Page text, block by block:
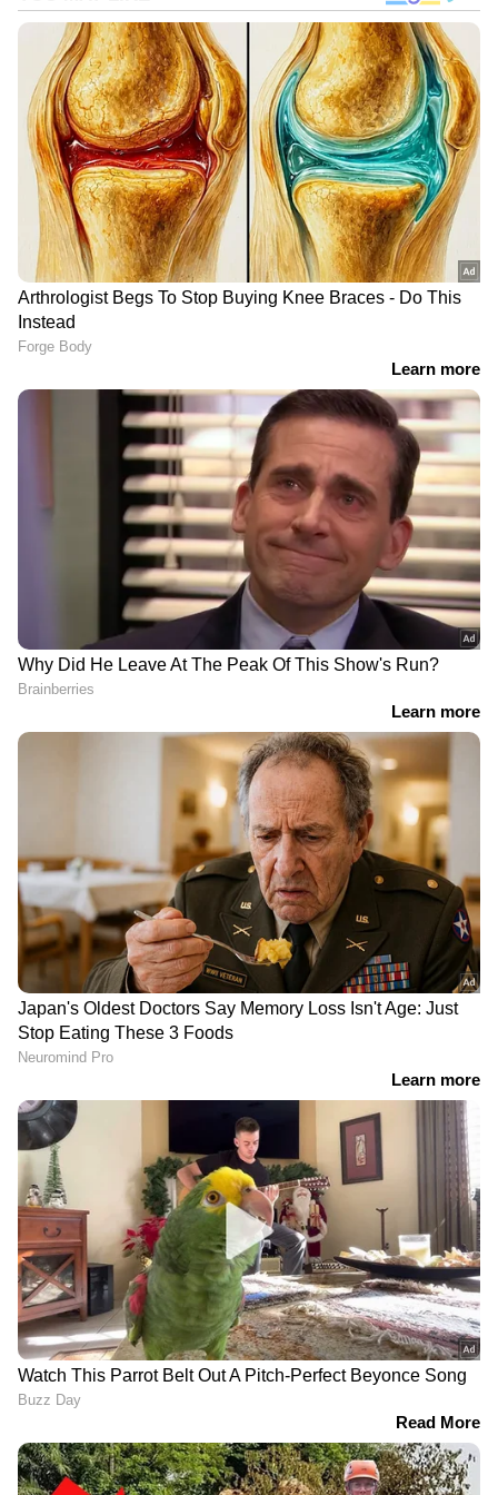
DOWNLOAD APP
കേരളത്തിലെ എല്ലാLocal Newsഅറിയാൻ
എപ്പോഴും ഏഷ്യാനെറ്റ് ന്യൂസ് വാർത്തകൾ.
Malayalam News
ആഴത്തിലുള്ള വിശകലനവും സമഗ്രമായ
റിപ്പോർട്ടിംഗും — എല്ലാം ഒരൊറ്റ സ്ഥലത്ത്.
ഏത് സമയത്തും, എവിടെയും
വിശ്വസനീയമായ വാർത്തകൾ ലഭിക്കാൻ
Asianet News Malayalam
RECOMMENDED STORIES
ടിപ്പറുകൾ
പരിശോധിക്കാൻ മലപ്പുറം
ജില്ലയിൽ 24 മണിക്കൂറും
പ്രവര്‍ത്തിക്കുന്ന ചെക്ക്
പോസ്റ്റുകള്‍; മണ്ണെടുപ്പ്
തടയും; അനധികൃത
ക്വാറികള്‍ പൂട്ടിക്കും
കുടിച്ച ചായയുടെ പണം
ചോദിച്ചതിന് പക,
വയോധികന്റെ തട്ടുകട
അടിച്ചു തകർത്തു;
മലപ്പുറത്ത് യുവാവ്
പിടിയിൽ
മഞ്ചേരിയിൽ
വീടിനകത്തേക്ക് കാട്ടുപന്നി
ഓടിക്കയറി,
പുനലൂരിൽ ട്രെയിൻ തട്ടി
ഗുരുതര പരിക്കേറ്റ യുവാവ്
മരിച്ചു